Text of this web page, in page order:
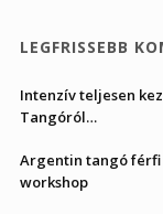
LEGFRISSEBB
Intenzív teljesen
Tangóról…
Argentin tangó
workshop